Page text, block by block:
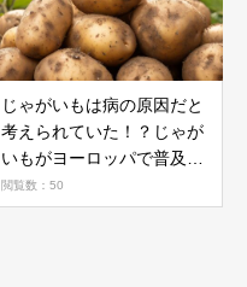
じゃがいもは病の原因だと
考えられていた！？じゃが
いもがヨーロッパで普及す
るまでのお話
閲覧数：50